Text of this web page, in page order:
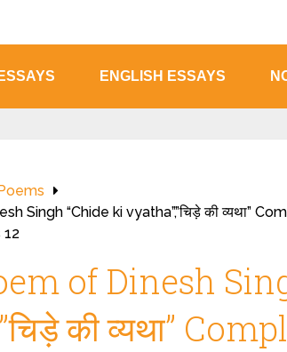
ENGLISH ESSAYS
Singh “Chide ki vyatha”,”चिड़े की व्यथा”
12
of Dinesh
की व्यथा”